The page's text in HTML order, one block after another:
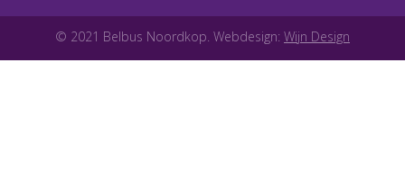
© 2021 Belbus Noordkop. Webdesign: Wijn Design